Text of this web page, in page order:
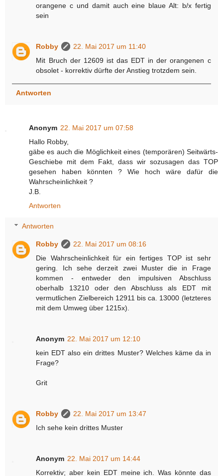
orangene c und damit auch eine blaue Alt: b/x fertig
sein
Robby
22. Mai 2017 um 11:40
Mit Bruch der 12609 ist das EDT in der orangenen c
obsolet - korrektiv dürfte der Anstieg trotzdem sein.
Antworten
Anonym 22. Mai 2017 um 07:58
Hallo Robby,
gäbe es auch die Möglichkeit eines (temporären) Seitwärts-
Geschiebe mit dem Fakt, dass wir sozusagen das TOP
gesehen haben könnten ? Wie hoch wäre dafür die
Wahrscheinlichkeit ?
J.B.
Antworten
Antworten
Robby
22. Mai 2017 um 08:16
Die Wahrscheinlichkeit für ein fertiges TOP ist sehr
gering. Ich sehe derzeit zwei Muster die in Frage
kommen - entweder den impulsiven Abschluss
oberhalb 13210 oder den Abschluss als EDT mit
vermutlichen Zielbereich 12911 bis ca. 13000 (letzteres
mit dem Umweg über 1215x).
Anonym 22. Mai 2017 um 12:10
kein EDT also ein drittes Muster? Welches käme da in
Frage?
Grit
Robby
22. Mai 2017 um 13:47
Ich sehe kein drittes Muster
Anonym 22. Mai 2017 um 14:44
Korrektiv; aber kein EDT meine ich. Was könnte das